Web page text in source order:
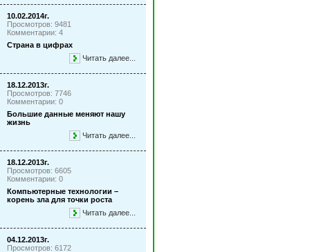
10.02.2014г.
Просмотров: 9481
Комментарии: 4
Страна в цифрах
Читать далее...
18.12.2013г.
Просмотров: 7746
Комментарии: 0
Большие данные меняют нашу
жизнь
Читать далее...
18.12.2013г.
Просмотров: 6605
Комментарии: 0
Компьютерные технологии –
корень зла для точки роста
Читать далее...
04.12.2013г.
Просмотров: 6172